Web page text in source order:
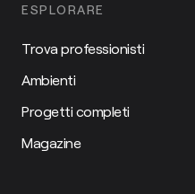
ESPLORARE
Trova professionisti
Ambienti
Progetti completi
Magazine